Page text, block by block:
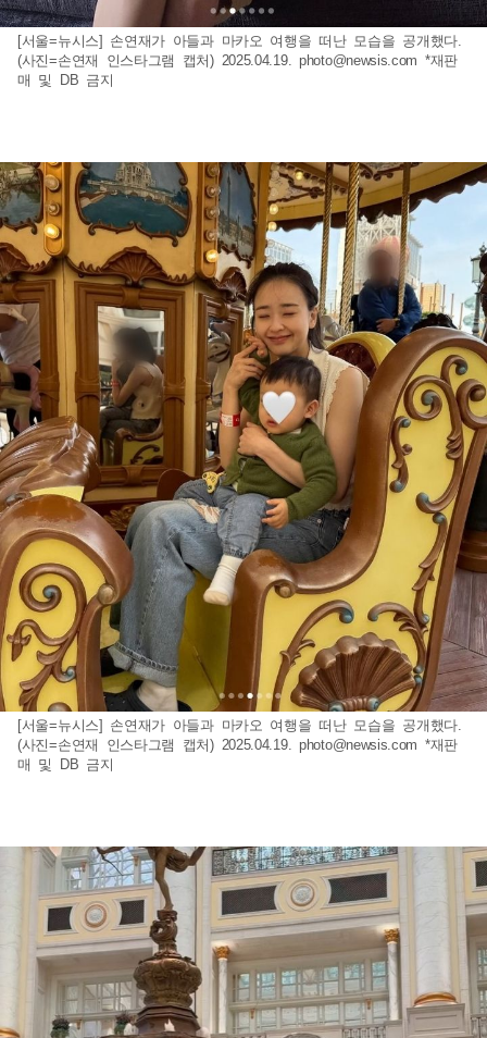
[서울=뉴시스] 손연재가 아들과 마카오 여행을 떠난 모습을 공개했다.
(사진=손연재 인스타그램 캡처) 2025.04.19. photo@newsis.com *재판
매 및 DB 금지
[서울=뉴시스] 손연재가 아들과 마카오 여행을 떠난 모습을 공개했다.
(사진=손연재 인스타그램 캡처) 2025.04.19. photo@newsis.com *재판
매 및 DB 금지